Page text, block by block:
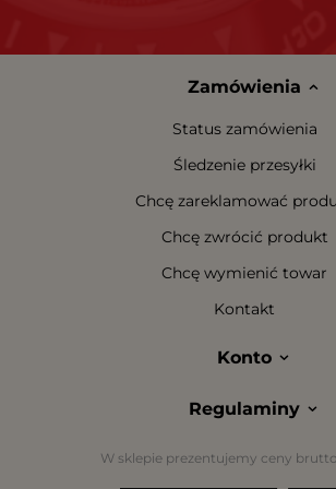
Zamówienia
Status zamówienia
Śledzenie przesyłki
Chcę zareklamować
Chcę zwrócić produkt
Chcę wymienić towar
Kontakt
Konto
Regulaminy
W sklepie prezentujemy ceny brutto